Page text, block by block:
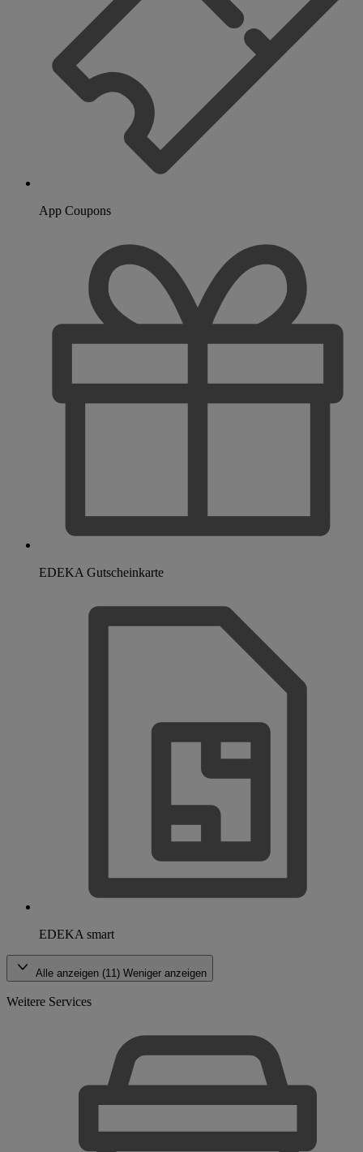
App Coupons
EDEKA Gutscheinkarte
EDEKA smart
Alle anzeigen (11) Weniger anzeigen
Weitere Services